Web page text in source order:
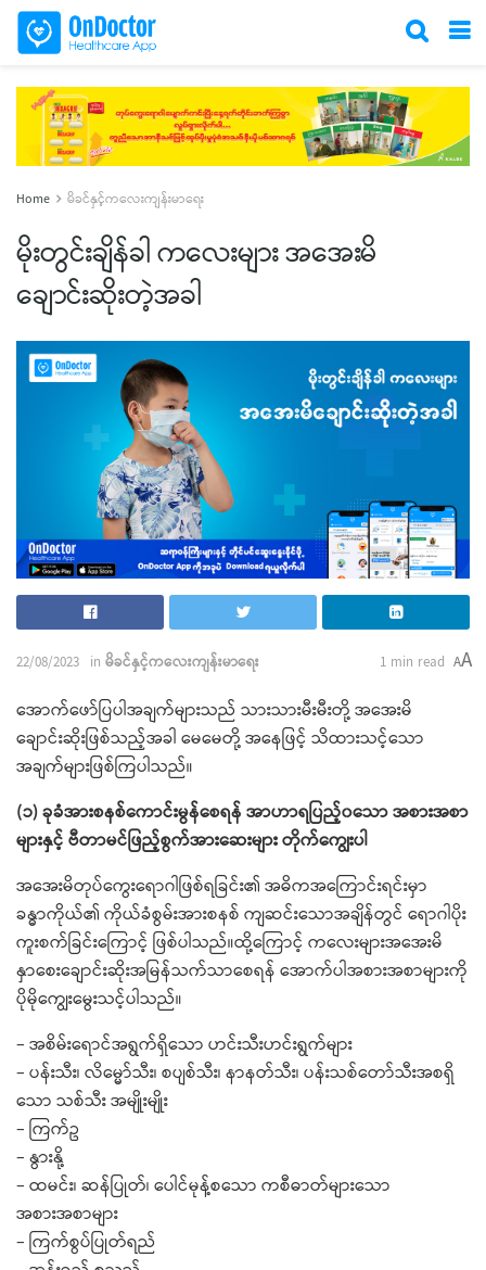
Home မိခင်နှင့်ကလေးကျန်းမာရေး
မိုးတွင်းချိန်ခါ ကလေးများ အအေးမိ
ချောင်းဆိုးတဲ့အခါ
22/08/2023 in မိခင်နှင့်ကလေးကျန်းမာရေး 1 min read AA
အောက်ဖော်ပြပါအချက်များသည် သားသားမီးမီးတို့ အအေးမိ
ချောင်းဆိုးဖြစ်သည့်အခါ မေမေတို့ အနေဖြင့် သိထားသင့်သော
အချက်များဖြစ်ကြပါသည်။
(၁) ခုခံအားစနစ်ကောင်းမွန်‌​စေရန် အာဟာရပြည့်၀သော အစားအစာ
များနှင့် ဗီတာမင်ဖြည့်စွက်အားဆေးများ တိုက်ကျွေးပါ
အအေးမိတုပ်ကွေးရောဂါဖြစ်ရခြင်း၏ အဓိကအကြောင်းရင်းမှာ
ခန္ဓာကိုယ်၏ ကိုယ်ခံစွမ်းအားစနစ် ကျဆင်းသောအချိန်တွင် ရောဂါပိုး
ကူးစက်ခြင်းကြောင့် ဖြစ်ပါသည်။ထို့ကြောင့် ကလေးများအအေးမိ
နှာစေးချောင်းဆိုးအမြန်သက်သာစေရန် အောက်ပါအစားအစာများကို
ပိုမိုကျွေးမွေးသင့်ပါသည်။
– အစိမ်းရောင်အရွက်ရှိသော ဟင်းသီးဟင်းရွက်များ
– ပန်းသီး၊ လိမ္မော်သီး၊ စပျစ်သီး၊ နာနတ်သီး၊ ပန်းသစ်တော်သီးအစရှိ
သော သစ်သီး အမျိုးမျိုး
– ကြက်ဥ
– နွားနို့
– ထမင်း၊ ဆန်ပြုတ်၊ ပေါင်မုန့်စသော ကစီဓာတ်များသော
အစားအစာများ
– ကြက်စွပ်ပြုတ်ရည်